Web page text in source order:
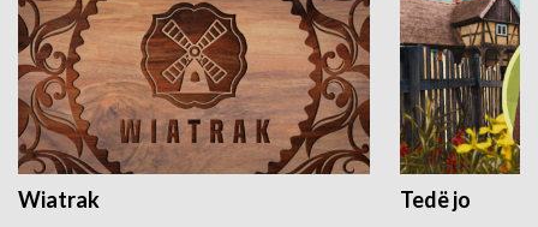
Wiatrak Tedë jo